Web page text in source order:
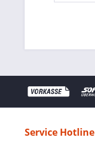
Service Hotline